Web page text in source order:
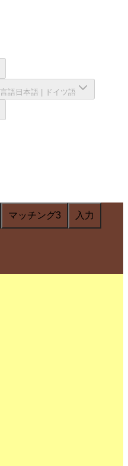
言語 日本語 ドイツ語
マッチング3 入力